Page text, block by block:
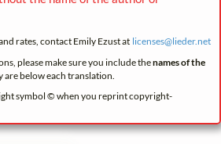
rates, contact Emily Ezust at licenses@lieder.net
please make sure you include thenames of the
are below each translation.
symbol © when you reprint copyright-